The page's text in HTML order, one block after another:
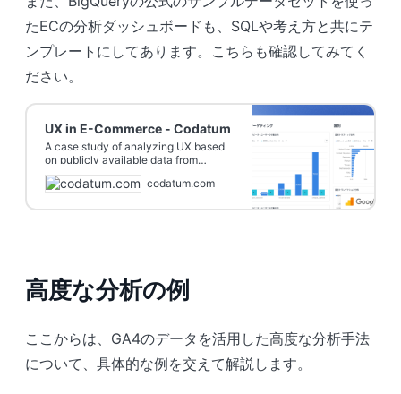
たECの分析ダッシュボードも、SQLや考え方と共にテ
ンプレートにしてあります。こちらも確認してみてく
ださい。
UX in E-Commerce - Codatum
A case study of analyzing UX based
on publicly available data from
Google Analytics and considering
how to use it for e-commerce
codatum.com
高度な分析の例
ここからは、GA4のデータを活用した高度な分析手法
について、具体的な例を交えて解説します。